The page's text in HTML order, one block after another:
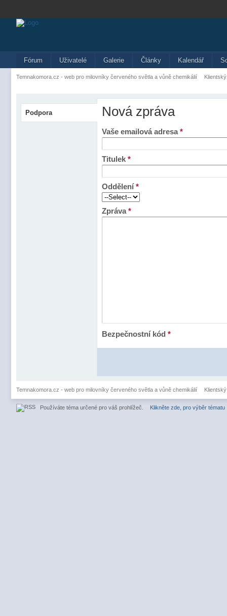
Fórum Uživatelé Galerie Články Kalendář
Temnakomora.cz - web pro milovníky červeného světla a vůně chemikálií
Podpora Nová zpráva
Vaše emailová adresa*
Titulek *
Oddělení*
Zpráva*
Bezpečnostní kód *
Temnakomora.cz - web pro milovníky červeného světla a vůně chemikálií
Používáte téma určené pro váš prohlížeč. Klikněte zde, pro výběr tématu